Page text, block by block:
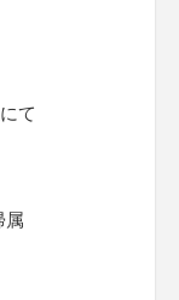
て
属